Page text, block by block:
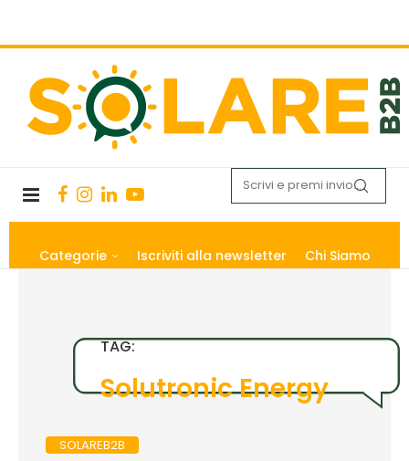
Categorie Iscriviti alla newsletter Chi Siamo
TAG:
Solutronic Energy
SOLAREB2B